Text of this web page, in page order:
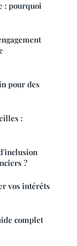
: pourquoi
pour des
:
?
vos intérêts
complet